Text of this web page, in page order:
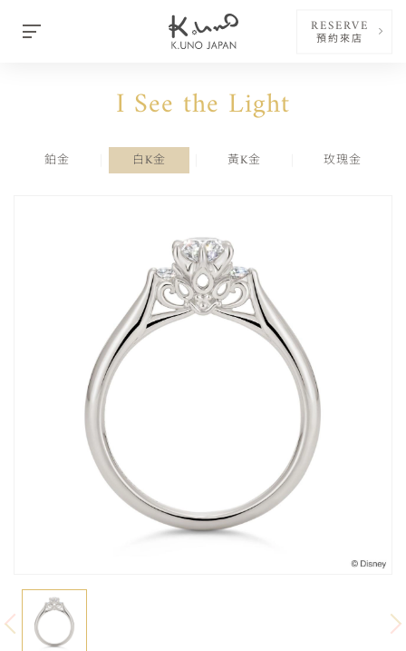
RESERVE
預約來店
I See the Light
鉑金 白K金 黃K金 玫瑰金